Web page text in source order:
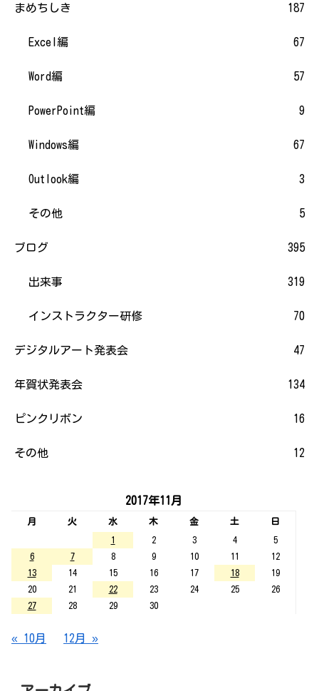
まめちしき 187
Excel編 67
Word編 57
PowerPoint編 9
Windows編 67
Outlook編 3
その他 5
ブログ 395
出来事 319
インストラクター研修 70
デジタルアート発表会 47
年賀状発表会 134
ピンクリボン 16
その他 12
2017年11月
月 火 水 木 金 土
日
1
2 3 4
5
6
7 8 9 10 11
12
13
14 15 16 17 18
19
20
21 22 23 24 25
26
27
28 29 30
« 10月 12月 »